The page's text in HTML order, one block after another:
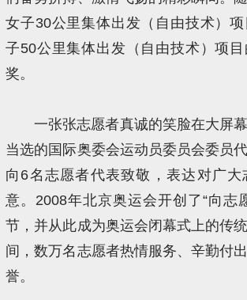
女子30公里集体出发（自由技术）
子50公里集体出发（自由技术）项
奖。
一张张志愿者真诚的笑脸在大屏
当选的国际奥委会运动员委员会委员
向6名志愿者代表致敬，表达对广大
意。2008年北京奥运会开创了“向志
节，并从此成为奥运会闭幕式上的传
间，数万名志愿者热情服务、辛勤付
誉。